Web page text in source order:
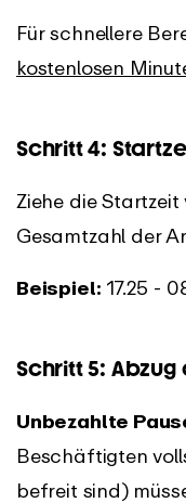
Für schnellere
kostenlosen
Schritt 4:
Ziehe die
Gesamtzahl der
Beispiel: 17.25 -
Schritt 5:
Unbezahlte
Beschäftigten
befreit sind)